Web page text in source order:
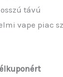
távú
vape piac